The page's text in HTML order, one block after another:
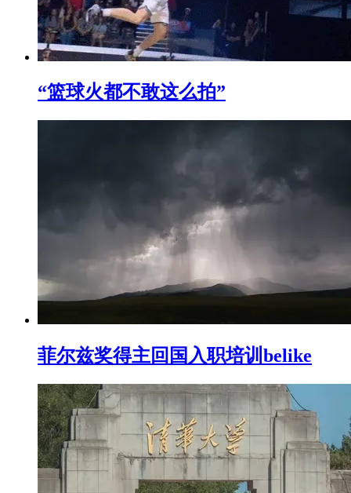
“篮球火都不敢这么拍”
菲尔兹奖得主回国入职培训belike